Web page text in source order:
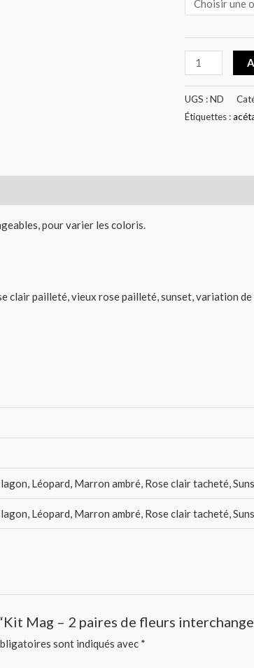
UGS :ND
Étiquettes :
pour varier les coloris.
clair pailleté, vieux rose pailleté, sunset, variation
Léopard, Marron ambré, Rose clair tacheté,
Léopard, Marron ambré, Rose clair tacheté,
Mag – 2 paires de fleurs
sont indiqués avec *